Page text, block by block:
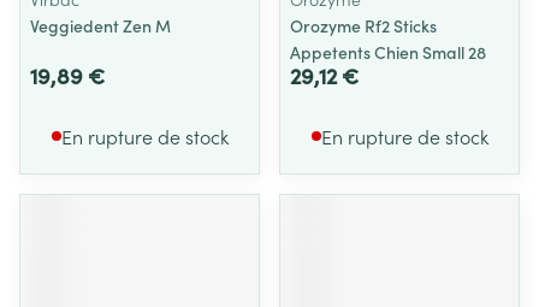
Veggiedent Zen M
19,89 €
En rupture de stock
Orozyme Rf2 Sticks
Appetents Chien Small 28
29,12 €
En rupture de stock